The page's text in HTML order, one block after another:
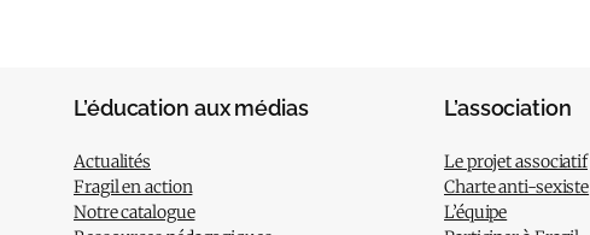
L’éducation aux médias
Actualités
Fragil en action
Notre catalogue
L’association
Le projet associatif
Charte anti-sexiste
L’équipe